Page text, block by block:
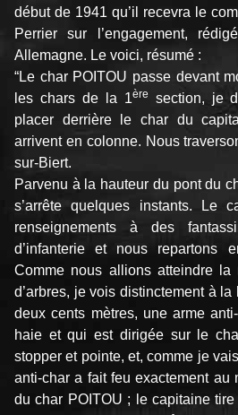
début de 1941 qu’il recevra le
Perrier sur l’engagement,
Allemagne. Le voici, résumé :
“Le char POITOU passe devant
les chars de la 1ère
section, je
placer derrière le char du
arrivent en colonne. Nous
sur-Biert.
Parvenu à la hauteur du pont du
s’arrête quelques instants. Le
renseignements à des
d’infanterie et nous repartons
Comme nous allions atteindre la
d’arbres, je vois distinctement à
deux cents mètres, une arme
haie et qui est dirigée sur le
stopper et pointe, et, comme je
anti-char a fait feu exactement au
du char POITOU ; le capitaine